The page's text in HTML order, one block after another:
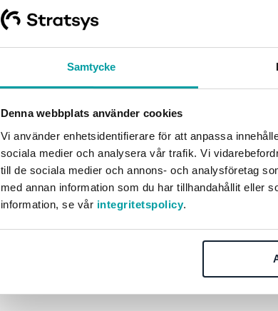
Samtycke
Denna webbplats använder cookies
Vi använder enhetsidentifierare för att anpassa
sociala medier och analysera vår trafik. Vi
till de sociala medier och annons- och analysföretag
med annan information som du har tillhandahållit eller
information, se vår integritetspolicy.